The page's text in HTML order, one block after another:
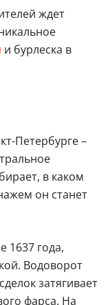
ждет
и бурлеска в
Петербурге –
в каком
он станет
1637 года,
Водоворот
затягивает
фарса. На